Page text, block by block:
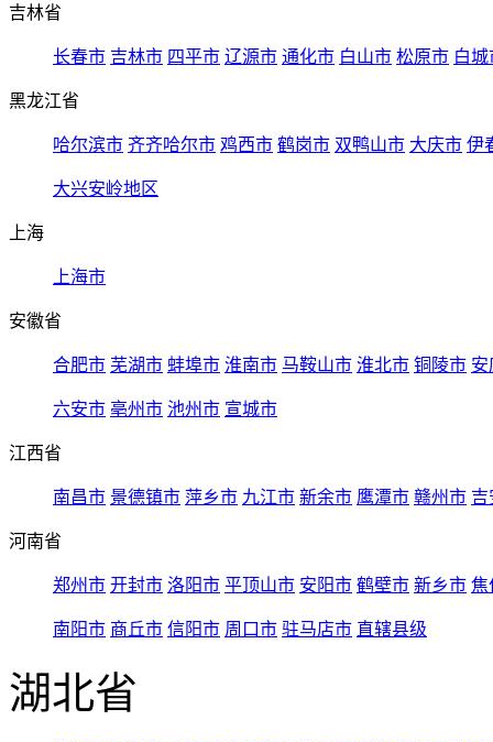
吉林省
长春市 吉林市 四平市 辽源市 通化市 白山市 松原市 白城
黑龙江省
哈尔滨市 齐齐哈尔市 鸡西市 鹤岗市 双鸭山市 大庆市 伊
大兴安岭地区
上海
上海市
安徽省
合肥市 芜湖市 蚌埠市 淮南市 马鞍山市 淮北市 铜陵市 安
六安市 亳州市 池州市 宣城市
江西省
南昌市 景德镇市 萍乡市 九江市 新余市 鹰潭市 赣州市 吉
河南省
郑州市 开封市 洛阳市 平顶山市 安阳市 鹤壁市 新乡市 焦
南阳市 商丘市 信阳市 周口市 驻马店市 直辖县级
湖北省